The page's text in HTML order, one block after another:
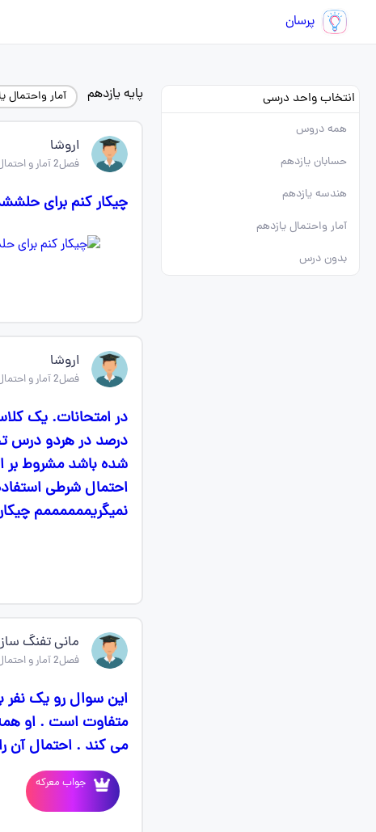
پرسان
انتخاب واحد درسی
همه دروس
حسابان یازدهم
هندسه یازدهم
آمار واحتمال یازدهم
بدون درس
پایه یازدهم آمار واحتمال
اروشا
فصل2 آمار و احتمال یازدهم
چیکار کنم برای
اروشا
فصل2 آمار و احتمال یازدهم
در امتحانات. یک
درصد در هردو درس
شده باشد مشروط بر
احتمال شرطی
نمیگریممممممم
مانی تفنگ ساز
فصل2 آمار و احتمال یازدهم
متفاوت است . او
می کند . احتمال آن
جواب معرکه